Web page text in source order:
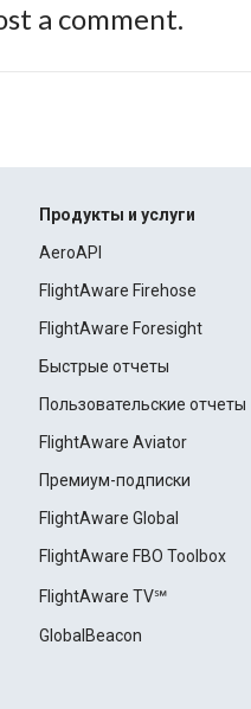
a comment.
Продукты и услуги
AeroAPI
FlightAware Firehose
FlightAware Foresight
Быстрые отчеты
Пользовательские отчеты
FlightAware Aviator
Премиум-подписки
FlightAware Global
FlightAware FBO Toolbox
FlightAware TV℠
GlobalBeacon